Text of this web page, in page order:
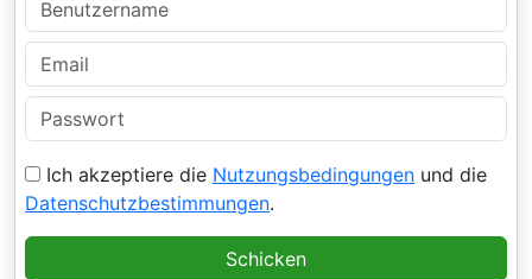
Ich akzeptiere die Nutzungsbedingungen und die
Datenschutzbestimmungen.
Schicken